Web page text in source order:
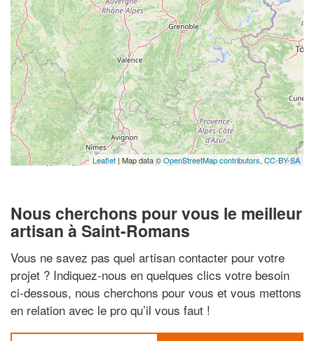
Leaflet | Map data ©OpenStreetMap contributors, CC-BY-SA
Nous cherchons pour vous le meilleur
artisan à Saint-Romans
Vous ne savez pas quel artisan contacter pour votre
projet ? Indiquez-nous en quelques clics votre besoin
ci-dessous, nous cherchons pour vous et vous mettons
en relation avec le pro qu’il vous faut !